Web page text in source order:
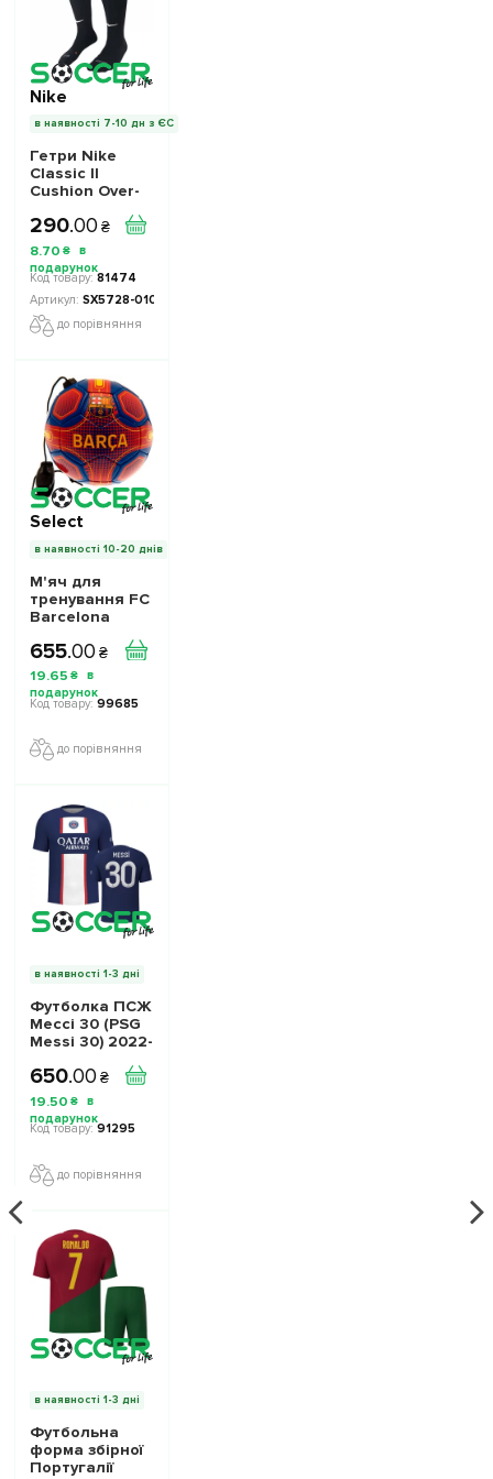
Nike
в наявності 7-10 дн з ЄС
Гетри Nike
Classic II
Cushion Over-
SX5728-010 -
Офіційна
Продукція
290.00 ₴
8.70 ₴
81474
SX5728-010-1004
до порівняння
Select
в наявності 10-20 днів
М'яч для
тренування FC
Barcelona
655.00 ₴
19.65 ₴
99685
до порівняння
в наявності 1-3 дні
Футболка ПСЖ
Мессі 30 (PSG
Messi 30) 2022-
повсякденна
10223912 колiр:
темно-синій
650.00 ₴
19.50 ₴
91295
до порівняння
в наявності 1-3 дні
Футбольна
форма збірної
Португалії